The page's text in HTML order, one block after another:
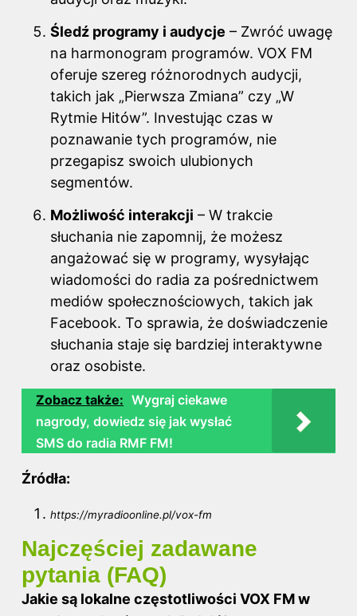
Śledź programy i audycje – Zwróć uwagę
na harmonogram programów. VOX FM
oferuje szereg różnorodnych audycji,
takich jak „Pierwsza Zmiana” czy „W
Rytmie Hitów”. Investując czas w
poznawanie tych programów, nie
przegapisz swoich ulubionych
segmentów.
Możliwość interakcji – W trakcie
słuchania nie zapomnij, że możesz
angażować się w programy, wysyłając
wiadomości do radia za pośrednictwem
mediów społecznościowych, takich jak
Facebook. To sprawia, że doświadczenie
słuchania staje się bardziej interaktywne
oraz osobiste.
Zobacz także: Wygraj ciekawe
nagrody, dowiedz się jak wysłać
SMS do radia RMF FM!
Źródła:
https://myradioonline.pl/vox-fm
Najczęściej zadawane
pytania (FAQ)
Jakie są lokalne częstotliwości VOX FM w